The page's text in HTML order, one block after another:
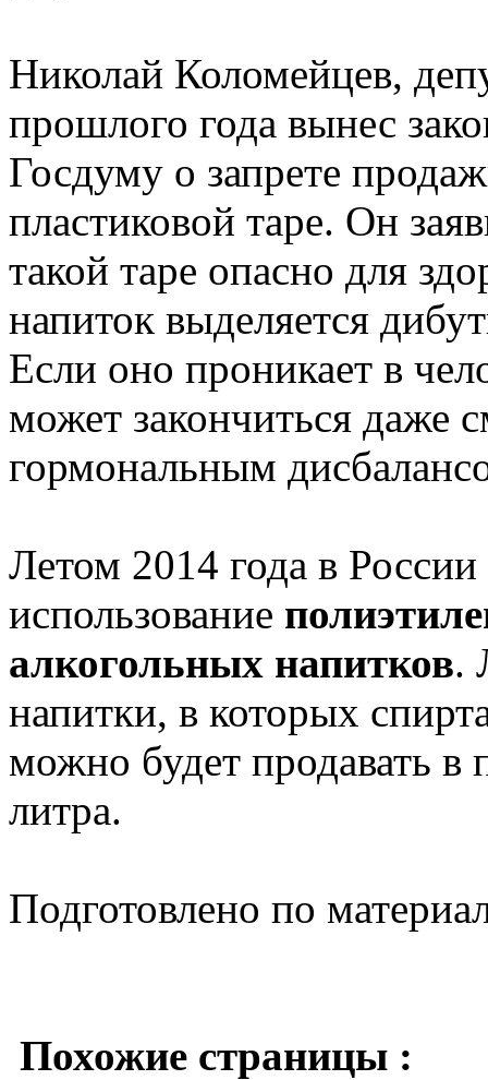
Николай Коломейцев,
прошлого года вынес
Госдуму о запрете
пластиковой таре. Он
такой таре опасно для
напиток выделяется
Если оно проникает в
может закончиться даже
гормональным
Летом 2014 года в
использование
алкогольных напитков.
напитки, в которых
можно будет продавать в
литра.
Подготовлено по
Похожие страницы :